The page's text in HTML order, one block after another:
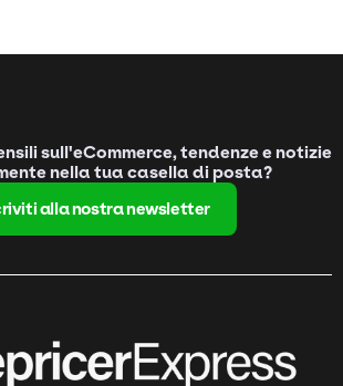
sull'eCommerce, tendenze e notizie
nella tua casella di posta?
alla nostra newsletter